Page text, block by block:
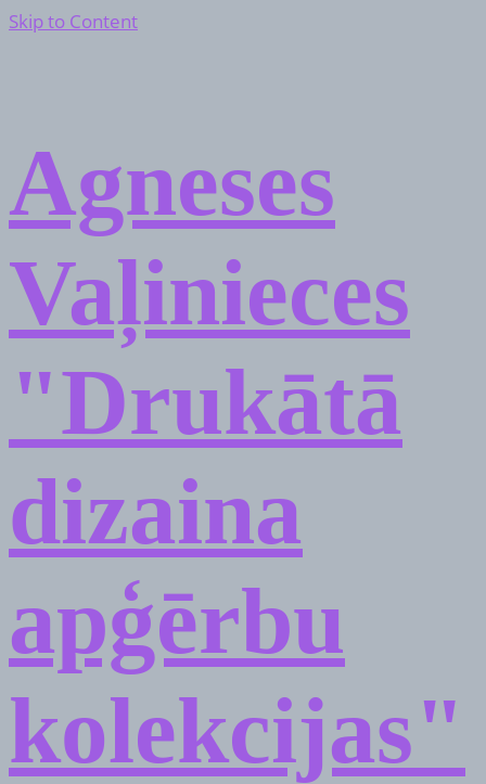
Skip to Content
Agneses
Vaļinieces
"Drukātā
dizaina
apģērbu
kolekcijas"